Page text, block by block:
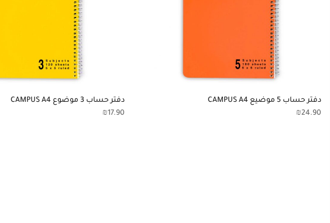
دفتر حساب 5 موضيع CAMPUS A4
₪24.90
دفتر حساب 3 موضوع CAMPUS A4
₪17.90